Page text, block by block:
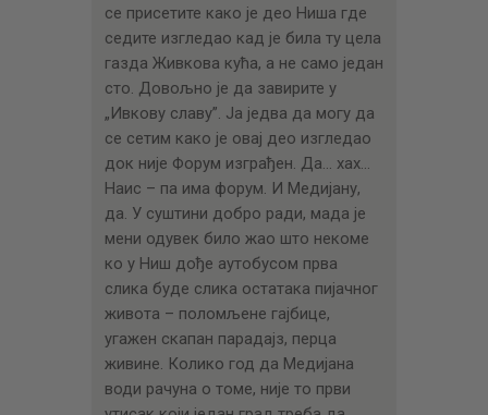
се присетите како је део Ниша где
седите изгледао кад је била ту цела
газда Живкова кућа, а не само један
сто. Довољно је да завирите у
„Ивкову славу”. Ја једва да могу да
се сетим како је овај део изгледао
док није Форум изграђен. Да… хах…
Наис – па има форум. И Медијану,
да. У суштини добро ради, мада је
мени одувек било жао што некоме
ко у Ниш дође аутобусом прва
слика буде слика остатака пијачног
живота – поломљене гајбице,
угажен скапан парадајз, перца
живине. Колико год да Медијана
води рачуна о томе, није то први